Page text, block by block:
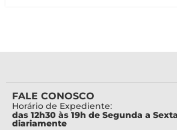
FALE CONOSCO
Horário de Expediente:
das 12h30 às 19h de Segunda a
diariamente